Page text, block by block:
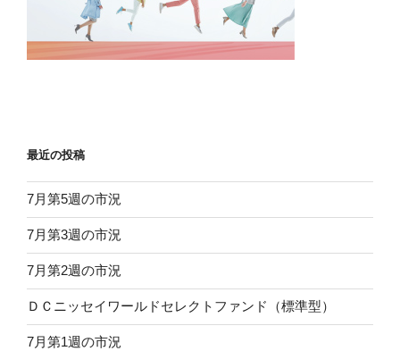
最近の投稿
7月第5週の市況
7月第3週の市況
7月第2週の市況
ＤＣニッセイワールドセレクトファンド（標準型）
7月第1週の市況